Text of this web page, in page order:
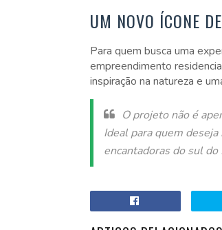
UM NOVO ÍCONE
Para quem busca uma
empreendimento
inspiração na natureza e
O projeto não é
Ideal para quem
encantadoras do sul do